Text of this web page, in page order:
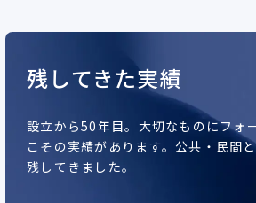
残してきた実績
設立から50年目。 大切なものにフォ
こその実績があります。 公共・民間
残してきました。